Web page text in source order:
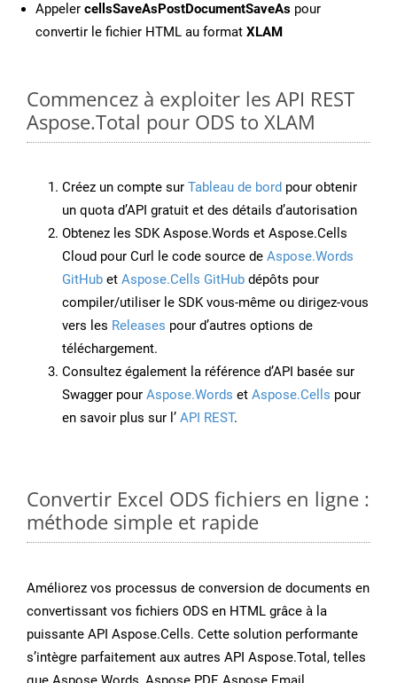
Appeler cellsSaveAsPostDocumentSaveAs pour
convertir le fichier HTML au format XLAM
Commencez à exploiter les API REST
Aspose.Total pour ODS to XLAM
Créez un compte sur Tableau de bord pour obtenir
un quota d’API gratuit et des détails d’autorisation
Obtenez les SDK Aspose.Words et Aspose.Cells
Cloud pour Curl le code source de Aspose.Words
GitHub et Aspose.Cells GitHub dépôts pour
compiler/utiliser le SDK vous-même ou dirigez-vous
vers les Releases pour d’autres options de
téléchargement.
Consultez également la référence d’API basée sur
Swagger pour Aspose.Words et Aspose.Cells pour
en savoir plus sur l’ API REST.
Convertir Excel ODS fichiers en ligne :
méthode simple et rapide
Améliorez vos processus de conversion de documents en
convertissant vos fichiers ODS en HTML grâce à la
puissante API Aspose.Cells. Cette solution performante
s’intègre parfaitement aux autres API Aspose.Total, telles